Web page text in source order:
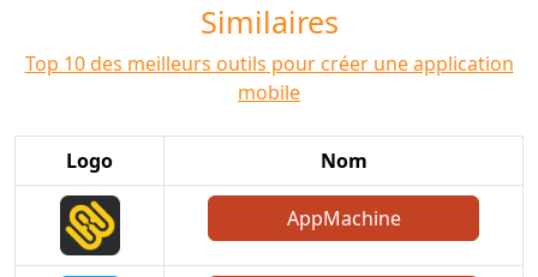
Similaires
Top 10 des meilleurs outils pour créer une application
mobile
Logo Nom
AppMachine